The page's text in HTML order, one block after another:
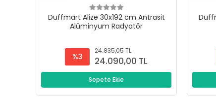
Duffmart Alize 30x192 cm Antrasit
Alüminyum Radyatör
%3
24.835,05 TL
24.090,00 TL
Sepete Ekle